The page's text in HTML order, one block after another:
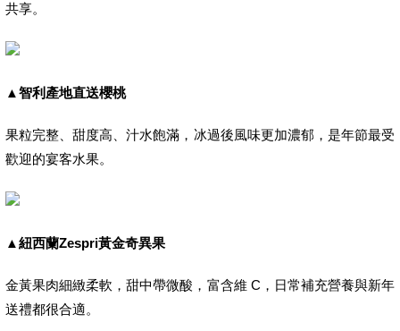
共享。
▲智利產地直送櫻桃
果粒完整、甜度高、汁水飽滿，冰過後風味更加濃郁，是年節最受
歡迎的宴客水果。
▲紐西蘭Zespri黃金奇異果
金黃果肉細緻柔軟，甜中帶微酸，富含維 C，日常補充營養與新年
送禮都很合適。